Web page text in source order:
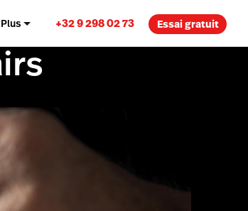
Plus +32 9 298 02 73 Essai gratuit